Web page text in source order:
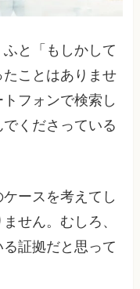
と「もしかして
ことはありませ
フォンで検索し
くださっている
ースを考えてし
せん。むしろ、
証拠だと思って